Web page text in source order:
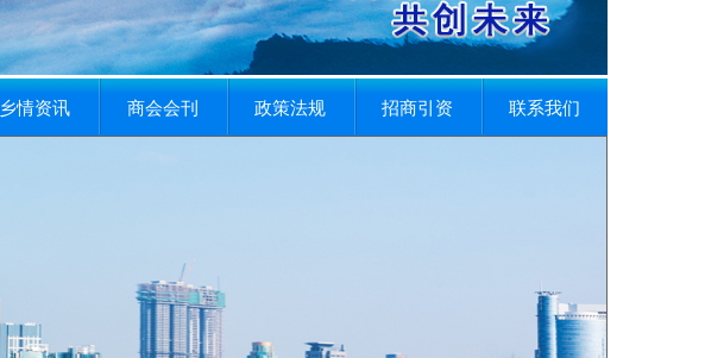
乡情资讯 商会会刊 政策法规 招商引资 联系我们